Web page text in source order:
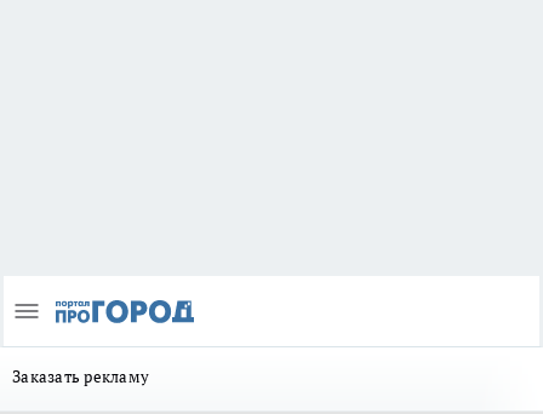
Заказать рекламу